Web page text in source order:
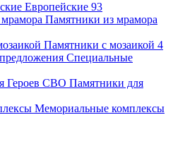
Европейские 93
Памятники из мрамора
Памятники с мозаикой 4
Специальные
Памятники для
Мемориальные комплексы